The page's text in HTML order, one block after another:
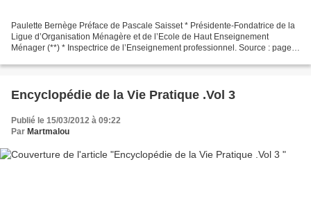
Paulette Bernège Préface de Pascale Saisset * Présidente-Fondatrice de la
Ligue d’Organisation Ménagère et de l’Ecole de Haut Enseignement
Ménager (**) * Inspectrice de l’Enseignement professionnel. Source : page
Encyclopédie de la Vie Pratique .Vol 3
Publié le 15/03/2012 à 09:22
Par Martmalou